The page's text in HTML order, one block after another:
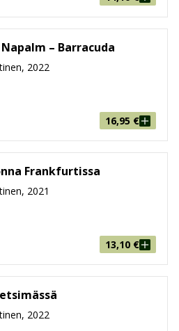
– Barracuda
2022
16,95 €
Frankfurtissa
2021
13,10 €
2022